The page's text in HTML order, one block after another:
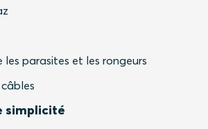
les parasites et les rongeurs
simplicité